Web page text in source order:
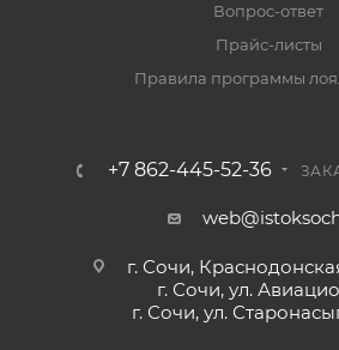
Вопрос-ответ
Прайс-листы
Правила программы
+7 862-445-52-36
г. Сочи,
г. Сочи, ул.
г. Сочи, ул.